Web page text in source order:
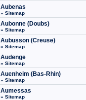
Aubenas
» Sitemap
Aubonne (Doubs)
» Sitemap
Aubusson (Creuse)
» Sitemap
Audenge
» Sitemap
Auenheim (Bas-Rhin)
» Sitemap
Aumessas
» Sitemap